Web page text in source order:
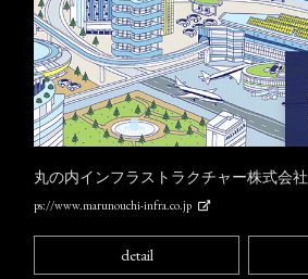
丸の内インフラストラクチャー株式会社
ps://www.marunouchi-infra.co.jp
detail